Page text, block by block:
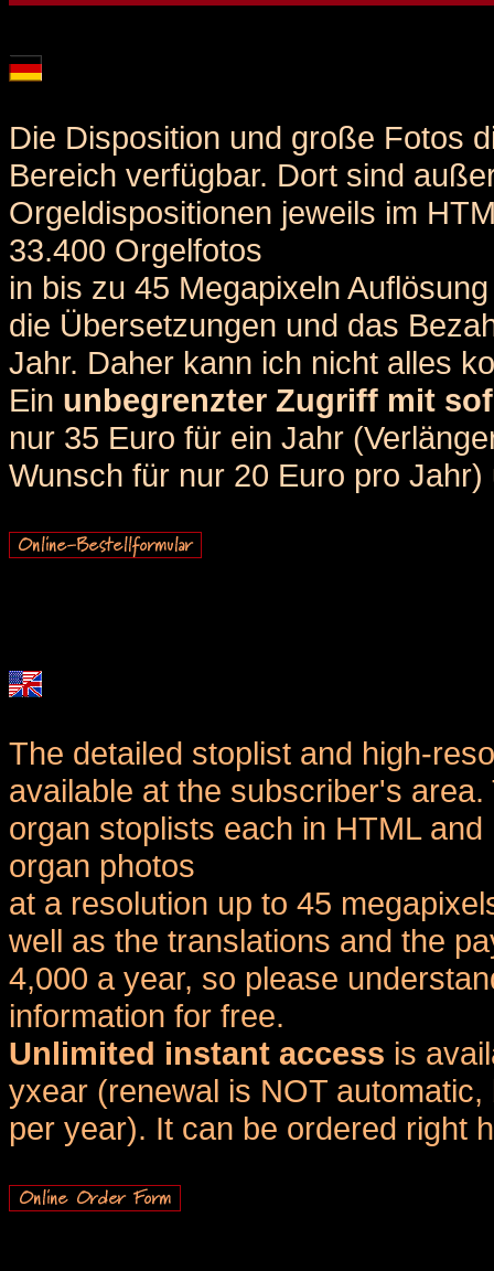
Die Disposition und große Fotos
Bereich verfügbar. Dort sind
Orgeldispositionen jeweils im
33.400 Orgelfotos
in bis zu 45 Megapixeln
die Übersetzungen und das
Jahr. Daher kann ich nicht alles
Ein unbegrenzter Zugriff mit
nur 35 Euro für ein Jahr
Wunsch für nur 20 Euro pro
The detailed stoplist and high-
available at the subscriber's
organ stoplists each in HTML
organ photos
at a resolution up to 45
well as the translations and the
4,000 a year, so please
information for free.
Unlimited instant access is
yxear (renewal is NOT
per year). It can be ordered right